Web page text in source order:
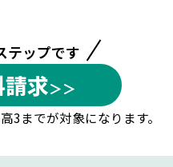
テップです
求
までが対象になります。